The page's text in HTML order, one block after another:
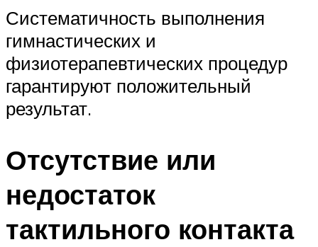
Систематичность выполнения
гимнастических и
физиотерапевтических процедур
гарантируют положительный
результат.
Отсутствие или
недостаток
тактильного контакта